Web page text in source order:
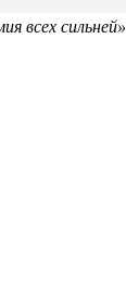
всех сильней»